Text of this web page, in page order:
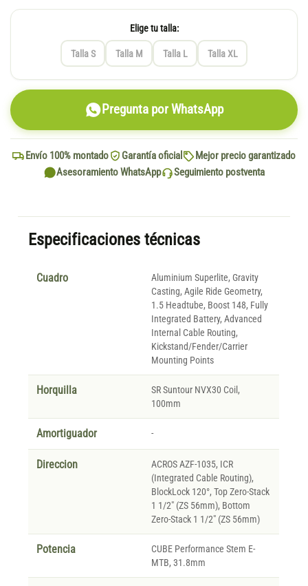
Elige tu talla:
Talla S Talla M Talla L Talla XL
Pregunta por WhatsApp
Envío 100% montado Garantía oficial
Mejor precio garantizado
Asesoramiento WhatsApp
Seguimiento postventa
Especificaciones técnicas
Cuadro
Aluminium Superlite, Gravity
Casting, Agile Ride Geometry,
1.5 Headtube, Boost 148, Fully
Integrated Battery, Advanced
Internal Cable Routing,
Kickstand/Fender/Carrier
Mounting Points
Horquilla
SR Suntour NVX30 Coil,
100mm
Amortiguador -
Direccion
ACROS AZF-1035, ICR
(Integrated Cable Routing),
BlockLock 120°, Top Zero-Stack
1 1/2" (ZS 56mm), Bottom
Zero-Stack 1 1/2" (ZS 56mm)
Potencia
CUBE Performance Stem E-
MTB, 31.8mm